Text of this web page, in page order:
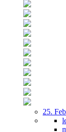
25.